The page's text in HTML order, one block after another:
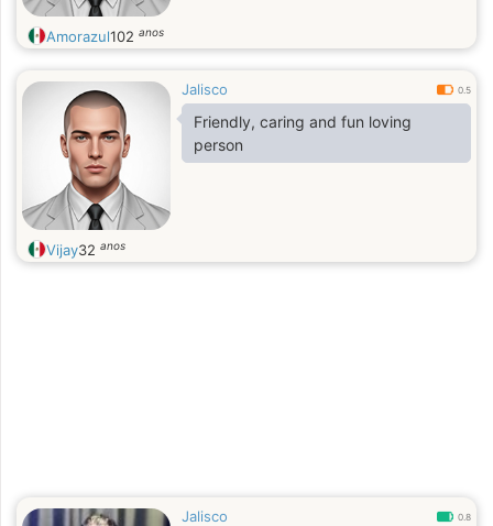
Amorazul102 anos
Jalisco 0.5
Friendly, caring and fun loving
person
Vijay32 anos
Jalisco 0.8